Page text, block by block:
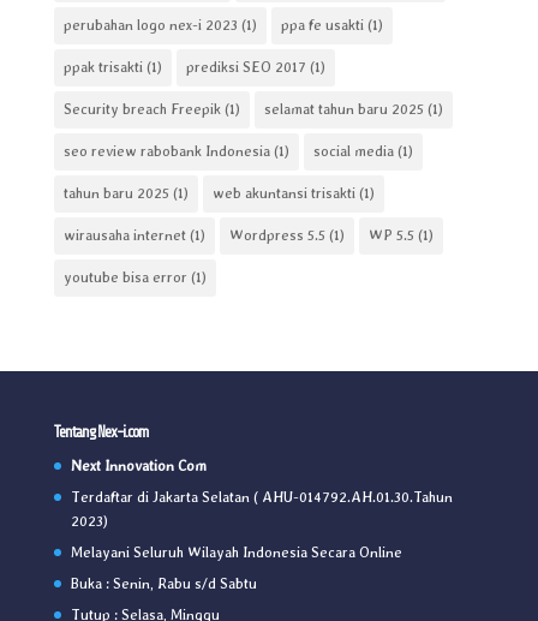
perubahan logo nex-i 2023 (1) ppa fe usakti(1)
ppak trisakti(1) prediksi SEO 2017 (1)
Security breach Freepik(1) selamat tahun baru 2025(1)
seo review rabobank Indonesia(1) social media(1)
tahun baru 2025(1) web akuntansi trisakti(1)
wirausaha internet(1) Wordpress 5.5(1) WP 5.5(1)
youtube bisa error (1)
Tentang Nex-i.com
Next Innovation Com
Terdaftar di Jakarta Selatan ( AHU-014792.AH.01.30.Tahun
2023)
Melayani Seluruh Wilayah Indonesia Secara Online
Buka : Senin, Rabu s/d Sabtu
Tutup : Selasa, Minggu